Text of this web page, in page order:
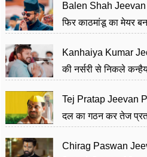
Balen Shah Jeevan
फिर काठमांडू का मेयर
Kanhaiya Kumar
की नर्सरी से निकले
Tej Pratap Jeevan
दल का गठन कर तेज
Chirag Paswan